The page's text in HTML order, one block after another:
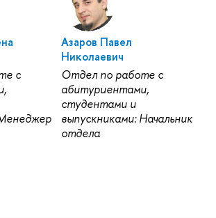
с
Азаров Павел
Николаевич
Отдел по работе с
абитуриентами,
студентами и
выпускниками: Начальник
отдела